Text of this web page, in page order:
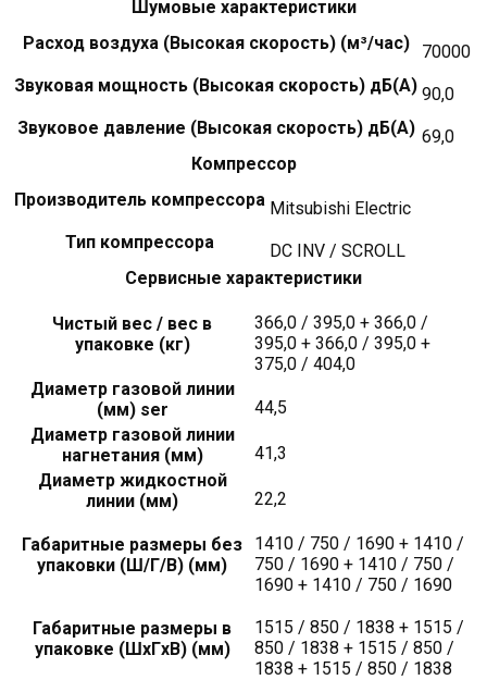
Шумовые характеристики
Расход воздуха (Высокая скорость) (м³/час)
70000
Звуковая мощность (Высокая скорость) дБ(А) 90,0
Звуковое давление (Высокая скорость) дБ(А) 69,0
Компрессор
Производитель компрессора Mitsubishi Electric
Тип компрессора
DC INV / SCROLL
Сервисные характеристики
Чистый вес / вес в
упаковке (кг)
366,0 / 395,0 + 366,0 /
395,0 + 366,0 / 395,0 +
375,0 / 404,0
Диаметр газовой линии
(мм) ser
44,5
Диаметр газовой линии
нагнетания (мм)
41,3
Диаметр жидкостной
линии (мм)
22,2
Габаритные размеры без
упаковки (Ш/Г/В) (мм)
1410 / 750 / 1690 + 1410 /
750 / 1690 + 1410 / 750 /
1690 + 1410 / 750 / 1690
Габаритные размеры в
упаковке (ШxГxВ) (мм)
1515 / 850 / 1838 + 1515 /
850 / 1838 + 1515 / 850 /
1838 + 1515 / 850 / 1838